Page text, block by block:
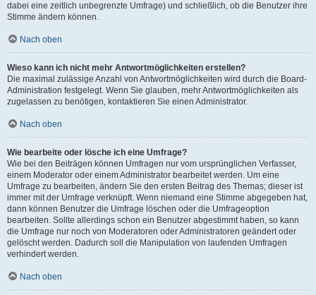
dabei eine zeitlich unbegrenzte Umfrage) und schließlich, ob die Benutzer ihre
Stimme ändern können.
Nach oben
Wieso kann ich nicht mehr Antwortmöglichkeiten erstellen?
Die maximal zulässige Anzahl von Antwortmöglichkeiten wird durch die Board-
Administration festgelegt. Wenn Sie glauben, mehr Antwortmöglichkeiten als
zugelassen zu benötigen, kontaktieren Sie einen Administrator.
Nach oben
Wie bearbeite oder lösche ich eine Umfrage?
Wie bei den Beiträgen können Umfragen nur vom ursprünglichen Verfasser,
einem Moderator oder einem Administrator bearbeitet werden. Um eine
Umfrage zu bearbeiten, ändern Sie den ersten Beitrag des Themas; dieser ist
immer mit der Umfrage verknüpft. Wenn niemand eine Stimme abgegeben hat,
dann können Benutzer die Umfrage löschen oder die Umfrageoption
bearbeiten. Sollte allerdings schon ein Benutzer abgestimmt haben, so kann
die Umfrage nur noch von Moderatoren oder Administratoren geändert oder
gelöscht werden. Dadurch soll die Manipulation von laufenden Umfragen
verhindert werden.
Nach oben